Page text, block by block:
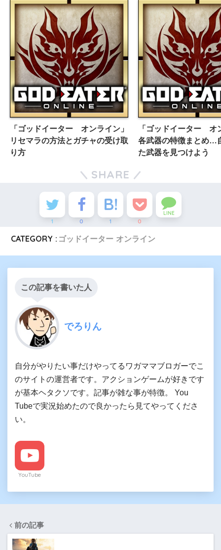
「ゴッドイーター オンライン」
リセマラの方法とガチャの受け取
り方
「ゴッドイーター オ
各武器の特徴まとめ…
た武器を見つけよう
SHARE
1 0 1 0
LINE
CATEGORY : ゴッドイーター オンライン
この記事を書いた人
でろりん
自分がやりたい事だけやってるワガママブロガーでこ
のサイトの運営者です。アクションゲームが好きです
が基本ヘタクソです。記事が雑な事が特徴。 You
Tubeで実況始めたので良かったら見てやってくださ
い。
YouTube
前の記事